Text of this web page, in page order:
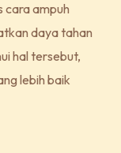
cara ampuh
daya tahan
hal tersebut,
lebih baik